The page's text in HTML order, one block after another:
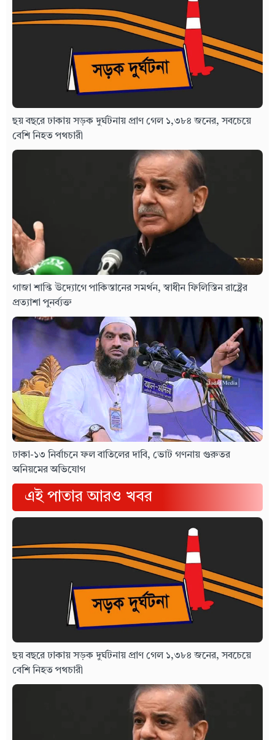
ছয় বছরে ঢাকায় সড়ক দুর্ঘটনায় প্রাণ গেল ১,৩৮৪ জনের, সবচেয়ে
বেশি নিহত পথচারী
গাজা শান্তি উদ্যোগে পাকিস্তানের সমর্থন, স্বাধীন ফিলিস্তিন রাষ্ট্রের
প্রত্যাশা পুনর্ব্যক্ত
ঢাকা-১৩ নির্বাচনে ফল বাতিলের দাবি, ভোট গণনায় গুরুতর
অনিয়মের অভিযোগ
এই পাতার আরও খবর
ছয় বছরে ঢাকায় সড়ক দুর্ঘটনায় প্রাণ গেল ১,৩৮৪ জনের, সবচেয়ে
বেশি নিহত পথচারী